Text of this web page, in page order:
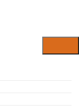
Farklar